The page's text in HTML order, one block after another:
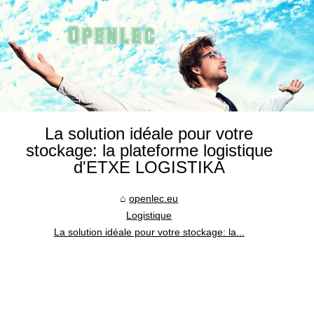
La solution idéale pour votre
stockage: la plateforme logistique
d'ETXE LOGISTIKA
openlec.eu
Logistique
La solution idéale pour votre stockage: la...